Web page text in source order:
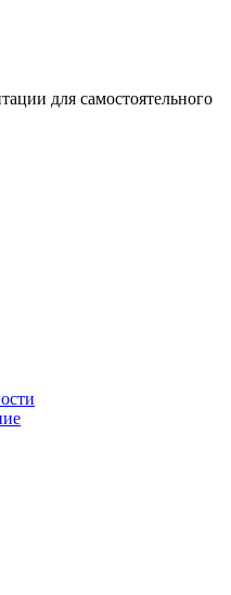
для самостоятельного